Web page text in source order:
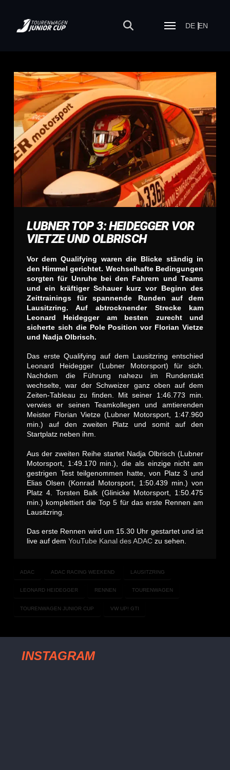
DE EN
LUBNER TOP 3: HEIDEGGER VOR
VIETZE UND OLBRISCH
Vor dem Qualifying waren die Blicke ständig in
den Himmel gerichtet. Wechselhafte Bedingungen
sorgten für Unruhe bei den Fahrern und Teams
und ein kräftiger Schauer kurz vor Beginn des
Zeittrainings für spannende Runden auf dem
Lausitzring. Auf abtrocknender Strecke kam
Leonard Heidegger am besten zurecht und
sicherte sich die Pole Position vor Florian Vietze
und Nadja Olbrisch.
Das erste Qualifying auf dem Lausitzring entschied
Leonard Heidegger (Lubner Motorsport) für sich.
Nachdem die Führung nahezu im Rundentakt
wechselte, war der Schweizer ganz oben auf dem
Zeiten-Tableau zu finden. Mit seiner 1:46.773 min.
verwies er seinen Teamkollegen und amtierenden
Meister Florian Vietze (Lubner Motorsport, 1:47.960
min.) auf den zweiten Platz und somit auf den
Startplatz neben ihm.
Aus der zweiten Reihe startet Nadja Olbrisch (Lubner
Motorsport, 1:49.170 min.), die als einzige nicht am
gestrigen Test teilgenommen hatte, von Platz 3 und
Elias Olsen (Konrad Motorsport, 1:50.439 min.) von
Platz 4. Torsten Balk (Glinicke Motorsport, 1:50.475
min.) komplettiert die Top 5 für das erste Rennen am
Lausitzring.
Das erste Rennen wird um 15.30 Uhr gestartet und ist
live auf dem YouTube Kanal des ADACzu sehen.
ADAC ADAC RACING WEEKEND LAUSITZRING
LEONARD HEIDEGGER RENNEN TOURENWAGEN
TOURENWAGEN JUNIOR CUP VW UP! GTI
INSTAGRAM